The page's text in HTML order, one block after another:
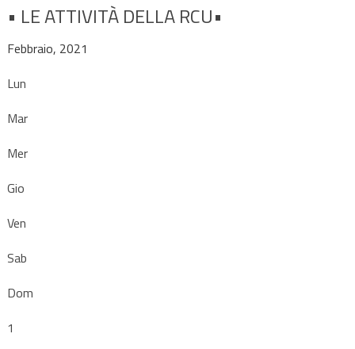
• LE ATTIVITÀ DELLA RCU•
Febbraio, 2021
Lun
Mar
Mer
Gio
Ven
Sab
Dom
1